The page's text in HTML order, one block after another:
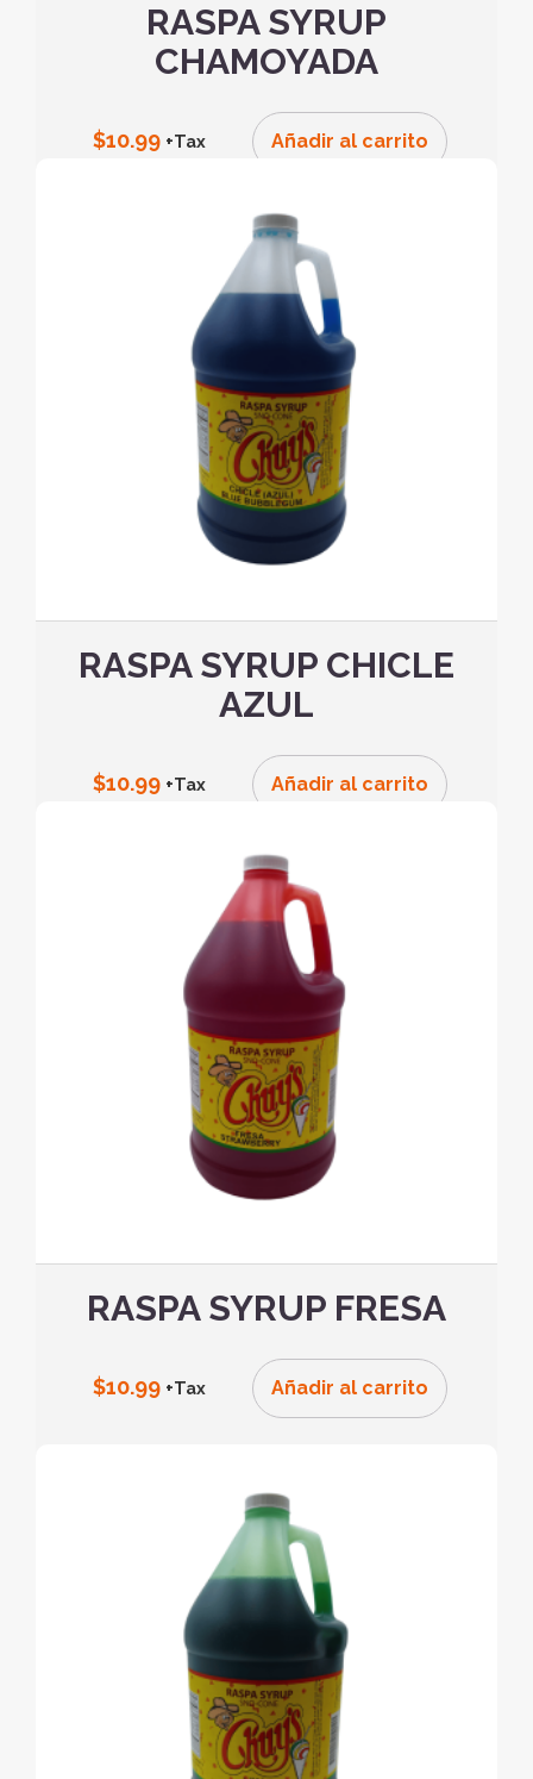
RASPA SYRUP
CHAMOYADA
$10.99 +Tax Añadir al carrito
RASPA SYRUP CHICLE
AZUL
$10.99 +Tax Añadir al carrito
RASPA SYRUP FRESA
$10.99 +Tax Añadir al carrito